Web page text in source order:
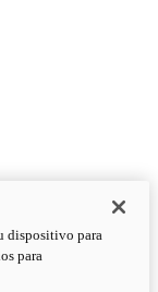
dispositivo para
para